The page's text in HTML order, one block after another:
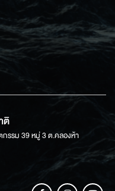
ติ
รรม 39 หมู่ 3 ต.คลองห้า